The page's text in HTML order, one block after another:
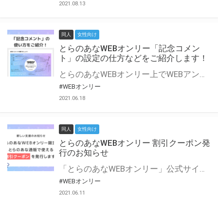
2021.08.13
同人 女性向け
とらのあなWEBオンリー「記念コメン
ト」の設定の仕方などをご紹介します！
とらのあなWEBオンリー上でWEBアンソロジーが作成できる「記念コメント」について、その使い方や作成手順を解説します！ 支援タイプを「サークル参加型」「サークル参加型・マルシェ(イベント会場)機能付き」でお申し込みいただいている主催者様はぜひご活用ください♪ とらのあなWEBオンリーサイトはこちら
#WEBオンリー
2021.06.18
同人 女性向け
とらのあなWEBオンリー 割引クーポン発
行のお知らせ
「とらのあなWEBオンリー」公式サイトでとらのあな通販の「割引クーポン」を配布中！ イベントごとに開催当日限定で使える割引クーポンのシリアルコードを発行します。 とらのあなWEBオンリーのページをチェックして、イベント当日にお得にお買い物を楽しみましょう♪ ※本キャンペーンは予告なく終了する場合がございます。 とらのあなWEBオンリーサイトはこちら
#WEBオンリー
2021.06.11